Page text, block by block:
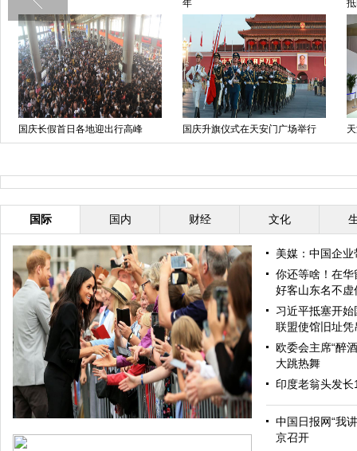
年
国庆长假首日各地迎出行高峰 国庆升旗仪式在天安门广场举行
国际 国内 财经 文化
美媒：中国企
你还等啥！在
好客山东名不虚
习近平抵塞开
联盟使馆旧址凭
欧委会主席“醉
大跳热舞
印度老翁头发
中国日报网“我
京召开